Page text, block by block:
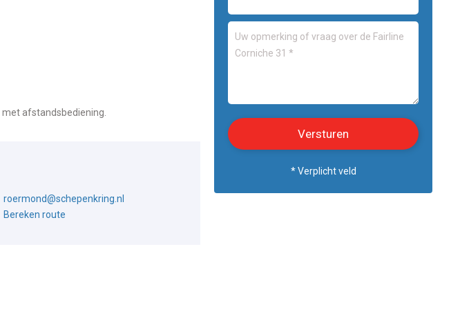
afstandsbediening.
roermond@schepenkring.nl
Bereken route
* Verplicht veld